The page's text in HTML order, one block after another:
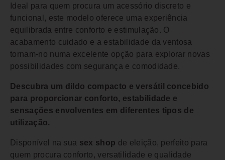
Ideal para quem procura um acessório discreto e
funcional, este modelo oferece uma experiência
equilibrada entre conforto e estimulação. O
acabamento cuidado e a estabilidade da ventosa
tornam-no numa excelente opção para explorar novas
possibilidades com segurança e comodidade.
Descubra um dildo compacto e versátil concebido
para proporcionar conforto, estabilidade e
sensações envolventes em diferentes tipos de
utilização.
Disponível na sua sex shop de eleição, perfeito para
quem procura conforto, versatilidade e qualidade